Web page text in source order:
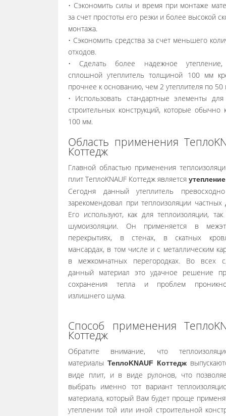
• Сэкономить силы и время при монтаже
за счет простоты его резки и более высокой
монтажа.
• Сэкономить средства за счет меньшего
отходов.
• Сделать более надежное
сплошной утеплитель толщиной 100 мм
прочнее к основанию, чем 2 утеплителя по 50
• Использовать стандартные элементы
строительных конструкций, которые обычно
100 мм.
Область применения
Коттедж
Главной областью применения
плит ТеплоKNAUF Коттедж является
Сегодня данный утеплитель
зарекомендовал при теплоизоляции частных
Его используют, как для теплоизоляции,
шумоизоляции. Он применяется в
перекрытиях, в стенах, в скатных
мансардах, в том числе и с металлическим
в межкомнатных перегородках. Во всех
данный материал это удачное решение
сохранения тепла и проблем
излишнего шума.
Способ применения
Коттедж
Обратите внимание, что
материалы ТеплоKNAUF Коттедж
виде плит, и в виде рулонов, что
выбрать именно тот вариант
материала, который Вам будет проще
утеплении той или иной строительной